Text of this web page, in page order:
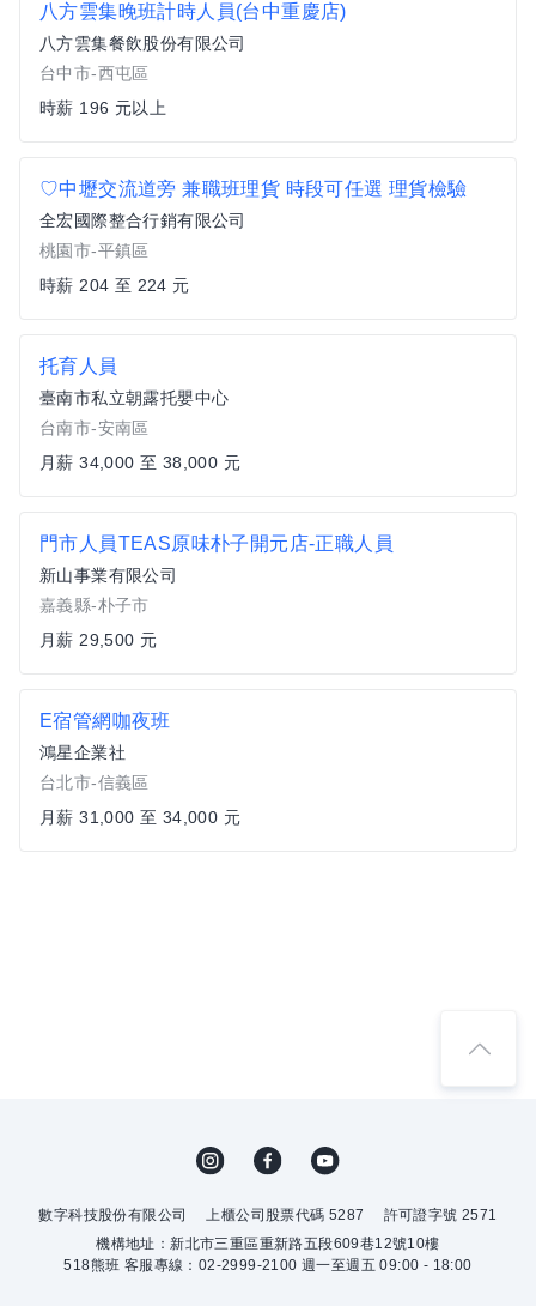
八方雲集晚班計時人員(台中重慶店)
八方雲集餐飲股份有限公司
台中市-西屯區
時薪 196 元以上
♡中壢交流道旁 兼職班理貨 時段可任選 理貨檢驗
全宏國際整合行銷有限公司
桃園市-平鎮區
時薪 204 至 224 元
托育人員
臺南市私立朝露托嬰中心
台南市-安南區
月薪 34,000 至 38,000 元
門市人員TEAS原味朴子開元店-正職人員
新山事業有限公司
嘉義縣-朴子市
月薪 29,500 元
E宿管網咖夜班
鴻星企業社
台北市-信義區
月薪 31,000 至 34,000 元
數字科技股份有限公司 上櫃公司股票代碼 5287
許可證字號 2571
機構地址：新北市三重區重新路五段609巷12號10樓
518熊班 客服專線：02-2999-2100 週一至週五 09:00 - 18:00